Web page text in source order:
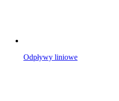
Odpływy liniowe